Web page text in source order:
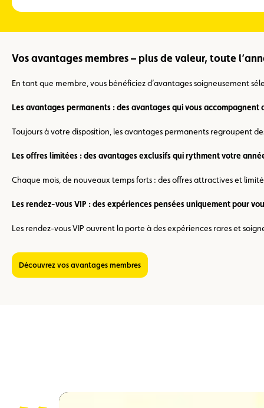
Vos avantages membres – plus de valeur, toute
En tant que membre, vous bénéficiez d’avantages soigneusement
Les avantages permanents : des avantages qui vous accompagnent
Toujours à votre disposition, les avantages permanents regroupent
Les offres limitées : des avantages exclusifs qui rythment votre
Chaque mois, de nouveaux temps forts : des offres attractives et
Les rendez-vous VIP : des expériences pensées uniquement pour
Les rendez-vous VIP ouvrent la porte à des expériences rares et
Découvrez vos avantages membres